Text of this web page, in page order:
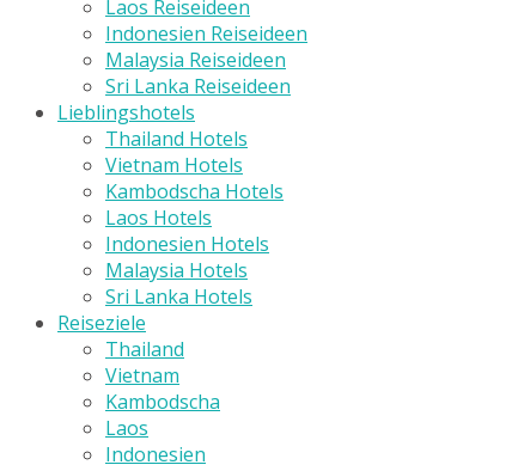
Laos Reiseideen
Indonesien Reiseideen
Malaysia Reiseideen
Sri Lanka Reiseideen
Lieblingshotels
Thailand Hotels
Vietnam Hotels
Kambodscha Hotels
Laos Hotels
Indonesien Hotels
Malaysia Hotels
Sri Lanka Hotels
Reiseziele
Thailand
Vietnam
Kambodscha
Laos
Indonesien